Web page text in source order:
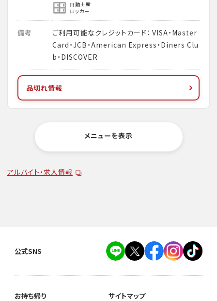
自動土産
ロッカー
備考
ご利用可能なクレジットカード： VISA・Master
Card・JCB・American Express・Diners Clu
b・DISCOVER
品切れ情報
メニューを表示
アルバイト・求人情報
公式SNS
お持ち帰り
サイトマップ